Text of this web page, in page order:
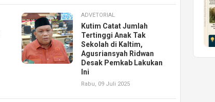
ADVETORIAL
Kutim Catat Jumlah
Tertinggi Anak Tak
Sekolah di Kaltim,
Agusriansyah Ridwan
Desak Pemkab Lakukan
Ini
Rabu, 09 Juli 2025